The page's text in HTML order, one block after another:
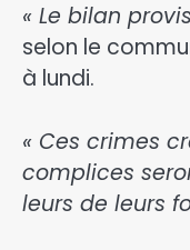
« Le bilan
selon le
à lundi.
« Ces crimes
complices
leurs de leurs